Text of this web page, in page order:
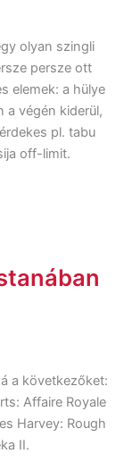
olyan szingli
persze ott
elemek: a hülye
a végén kiderül,
pl. tabu
off-limit.
a következőket:
Affaire Royale
Harvey: Rough
II.